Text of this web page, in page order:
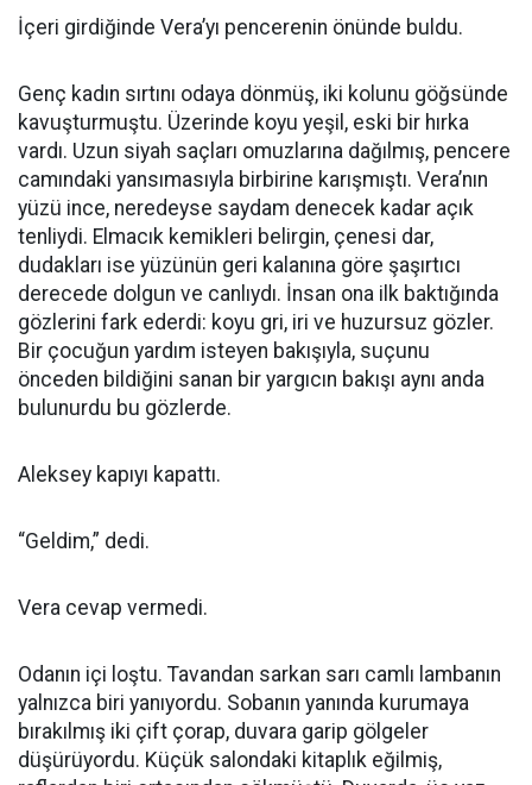
İçeri girdiğinde Vera’yı pencerenin önünde buldu.
Genç kadın sırtını odaya dönmüş, iki kolunu göğsünde
kavuşturmuştu. Üzerinde koyu yeşil, eski bir hırka
vardı. Uzun siyah saçları omuzlarına dağılmış, pencere
camındaki yansımasıyla birbirine karışmıştı. Vera’nın
yüzü ince, neredeyse saydam denecek kadar açık
tenliydi. Elmacık kemikleri belirgin, çenesi dar,
dudakları ise yüzünün geri kalanına göre şaşırtıcı
derecede dolgun ve canlıydı. İnsan ona ilk baktığında
gözlerini fark ederdi: koyu gri, iri ve huzursuz gözler.
Bir çocuğun yardım isteyen bakışıyla, suçunu
önceden bildiğini sanan bir yargıcın bakışı aynı anda
bulunurdu bu gözlerde.
Aleksey kapıyı kapattı.
“Geldim,” dedi.
Vera cevap vermedi.
Odanın içi loştu. Tavandan sarkan sarı camlı lambanın
yalnızca biri yanıyordu. Sobanın yanında kurumaya
bırakılmış iki çift çorap, duvara garip gölgeler
düşürüyordu. Küçük salondaki kitaplık eğilmiş,